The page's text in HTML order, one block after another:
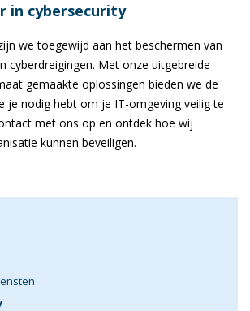
in cybersecurity
we toegewijd aan het beschermen van
cyberdreigingen. Met onze uitgebreide
gemaakte oplossingen bieden we de
je nodig hebt om je IT-omgeving veilig te
met ons op en ontdek hoe wij
kunnen beveiligen.